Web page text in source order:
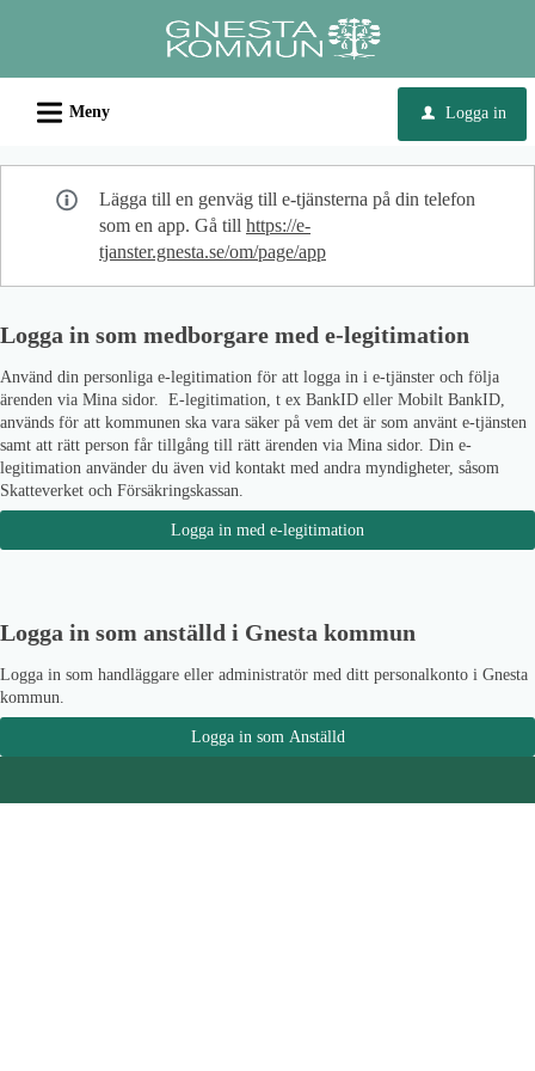
e-
tjänster
Gnesta
kommun
L Meny u Logga in
Lägga till en genväg till e-tjänsterna på din telefon
som en app. Gå till https://e-
tjanster.gnesta.se/om/page/app
Logga in som medborgare med e-legitimation
Använd din personliga e-legitimation för att logga in i e-tjänster och följa
ärenden via Mina sidor. E-legitimation, t ex BankID eller Mobilt BankID,
används för att kommunen ska vara säker på vem det är som använt e-tjänsten
samt att rätt person får tillgång till rätt ärenden via Mina sidor. Din e-
legitimation använder du även vid kontakt med andra myndigheter, såsom
Skatteverket och Försäkringskassan.
Logga in som anställd i Gnesta kommun
Logga in som handläggare eller administratör med ditt personalkonto i Gnesta
kommun.